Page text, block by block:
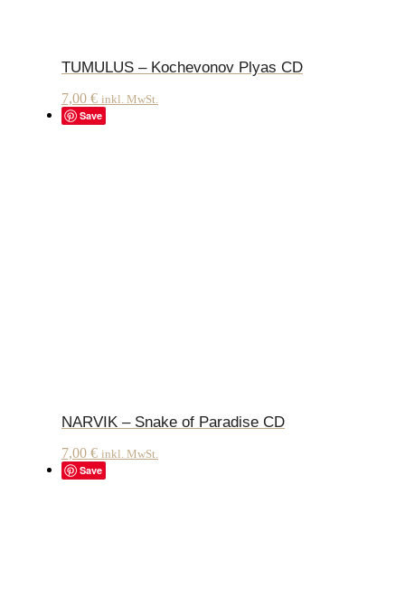
TUMULUS – Kochevonov Plyas CD
7,00 € inkl. MwSt.
Save
NARVIK – Snake of Paradise CD
7,00 € inkl. MwSt.
Save